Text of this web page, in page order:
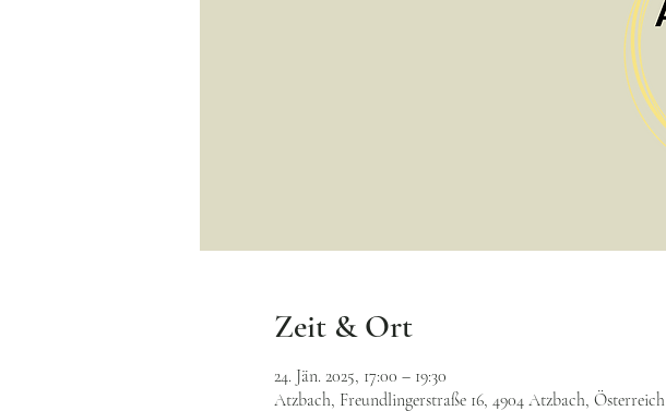
Zeit & Ort
24. Jän. 2025, 17:00 – 19:30
Atzbach, Freundlingerstraße 16, 4904 Atzbach, Österreich